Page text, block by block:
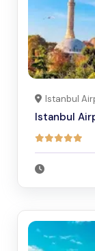
Istanbul
Istanbul